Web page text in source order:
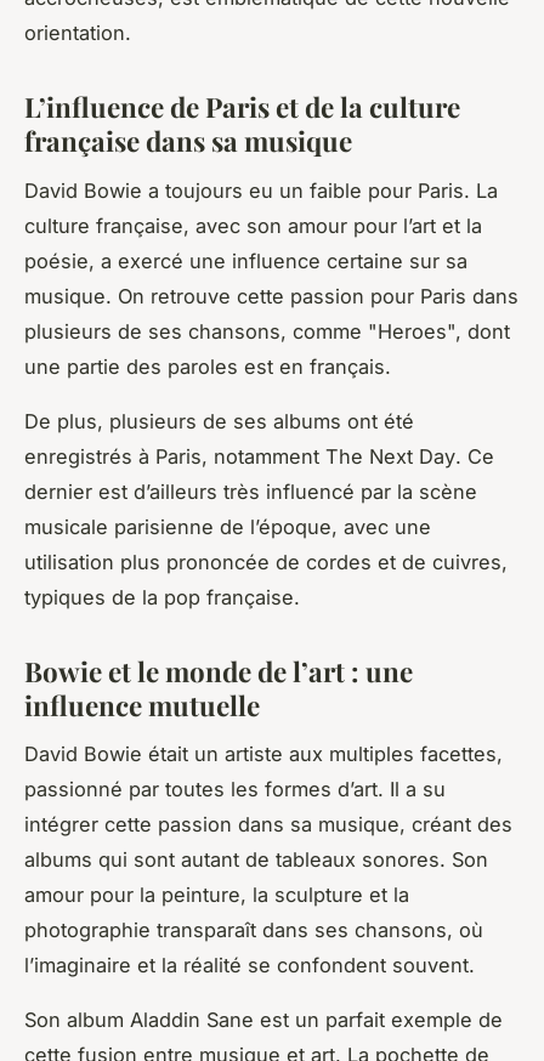
orientation.
L’influence de Paris et de la culture
française dans sa musique
David Bowie a toujours eu un faible pour Paris. La
culture française, avec son amour pour l’art et la
poésie, a exercé une influence certaine sur sa
musique. On retrouve cette passion pour Paris dans
plusieurs de ses chansons, comme "Heroes", dont
une partie des paroles est en français.
De plus, plusieurs de ses albums ont été
enregistrés à Paris, notamment The Next Day. Ce
dernier est d’ailleurs très influencé par la scène
musicale parisienne de l’époque, avec une
utilisation plus prononcée de cordes et de cuivres,
typiques de la pop française.
Bowie et le monde de l’art : une
influence mutuelle
David Bowie était un artiste aux multiples facettes,
passionné par toutes les formes d’art. Il a su
intégrer cette passion dans sa musique, créant des
albums qui sont autant de tableaux sonores. Son
amour pour la peinture, la sculpture et la
photographie transparaît dans ses chansons, où
l’imaginaire et la réalité se confondent souvent.
Son album Aladdin Sane est un parfait exemple de
cette fusion entre musique et art. La pochette de